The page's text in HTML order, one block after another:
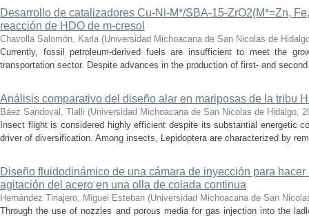
Desarrollo de catalizadores Cu-Ni-M*/SBA-15-ZrO2(M*=Zn,
reacción de HDO de m-cresol
Chavolla Salomón, Karla (Universidad Michoacana de San Nicolas de
Currently, fossil petroleum-derived fuels are insufficient to meet the
transportation sector. Despite advances in the production of first- and
Análisis comparativo del diseño alar en mariposas de la tribu
Báez Sandoval, Tlalli (Universidad Michoacana de San Nicolas de Hidalgo,
Insect flight is considered highly efficient despite its substantial energetic
driver of diversification. Among insects, Lepidoptera are characterized by
Diseño fluidodinámico de una cámara de inyección para
agitación del acero en una olla de colada continua
Hernández Tinajero, Miguel Esteban (Universidad Michoacana de San
Through the use of nozzles and porous media for gas injection into the